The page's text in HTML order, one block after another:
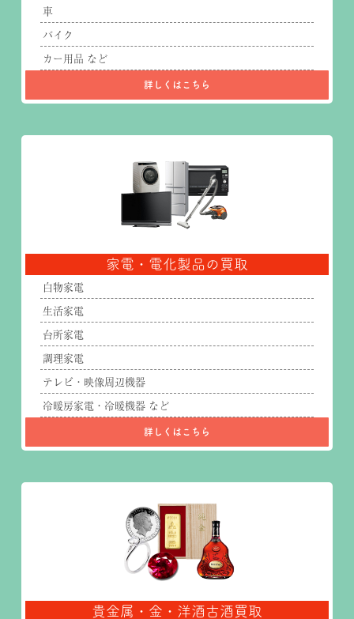
車
バイク
カー用品 など
詳しくはこちら
家電・電化製品の買取
白物家電
生活家電
台所家電
調理家電
テレビ・映像周辺機器
冷暖房家電・冷暖機器 など
詳しくはこちら
貴金属・金・洋酒古酒買取